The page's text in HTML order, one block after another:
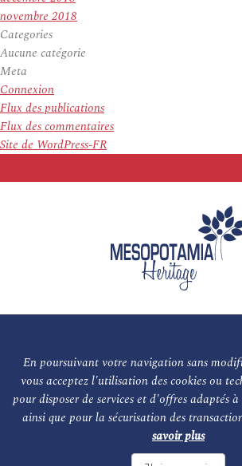
En poursuivant votre navigation sans
vous acceptez l'utilisation des cookies ou
pour disposer de services et d'offres adaptés
ainsi que pour la sécurisation des
savoir plus
novembre 2018
Categories
Aucune catégorie
Meta
Connexion
Flux des publications
Flux des commentaires
Site de WordPress-FR
L'association NOS
Le conseil scientifique et nos
Mentions légales Nous